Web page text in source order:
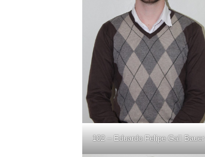
102 – Eduardo Felipe Gall Bauer